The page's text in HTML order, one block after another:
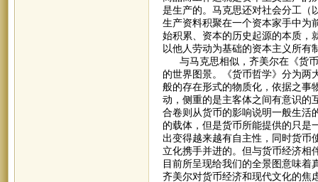
是生产的。马克思还对社会分工（
生产资料积聚在一个资本家手中为
始积累、资本的历史起源的本质，
以他人劳动为基础的资本主义所有
与马克思相似，齐美尔在《货币
的世界图景。《货币哲学》分为两
般的存在形式的物质化，依据之事
动，侧重的是主客体之间有意识的
合卷则从货币的影响说明一般生活
的载体，但是货币所能提供的只是
出变得越来越有自主性，同时货币
立化携手并进的。但与货币经济相
目前所呈现给我们的全景图意味着
齐美尔对货币经济和现代文化的焦